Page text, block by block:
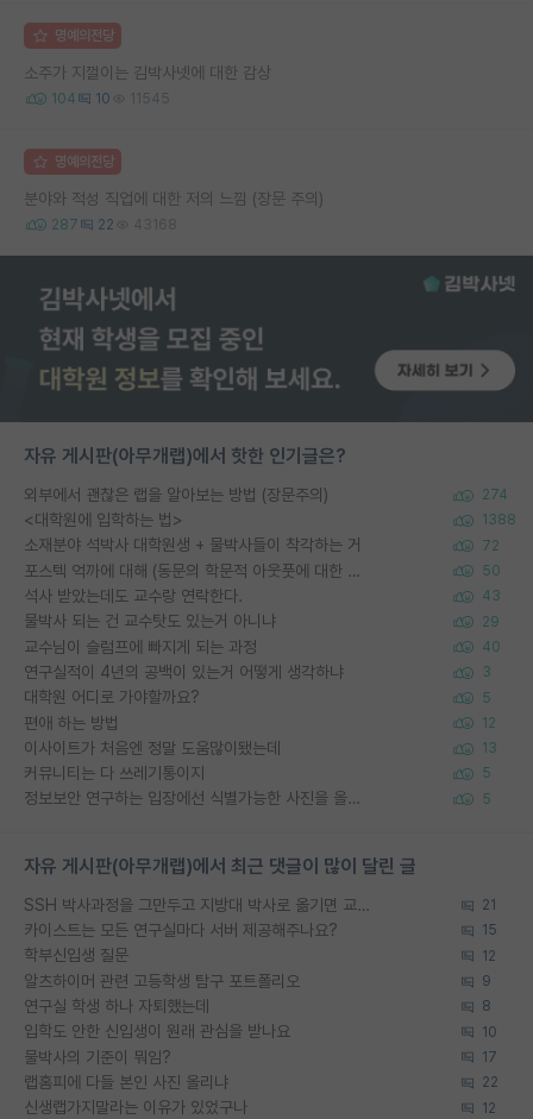
명예의전당
소주가 지껄이는 김박사넷에 대한 감상
104 10 11545
명예의전당
분야와 적성 직업에 대한 저의 느낌 (장문 주의)
287 22 43168
자유 게시판(아무개랩)에서 핫한 인기글은?
외부에서 괜찮은 랩을 알아보는 방법 (장문주의) 274
<대학원에 입학하는 법> 1388
소재분야 석박사 대학원생 + 물박사들이 착각하는 거 72
포스텍 억까에 대해 (동문의 학문적 아웃풋에 대한 반박) 50
석사 받았는데도 교수랑 연락한다. 43
물박사 되는 건 교수탓도 있는거 아니냐 29
교수님이 슬럼프에 빠지게 되는 과정 40
연구실적이 4년의 공백이 있는거 어떻게 생각하냐 3
대학원 어디로 가야할까요? 5
편애 하는 방법 12
이사이트가 처음엔 정말 도움많이됐는데 13
커뮤니티는 다 쓰레기통이지 5
정보보안 연구하는 입장에선 식별가능한 사진을 올리는건 비추이긴함 5
자유 게시판(아무개랩)에서 최근 댓글이 많이 달린 글
SSH 박사과정을 그만두고 지방대 박사로 옮기면 교수의 꿈은 끝일까요? 21
카이스트는 모든 연구실마다 서버 제공해주나요? 15
학부신입생 질문 12
알츠하이머 관련 고등학생 탐구 포트폴리오 9
연구실 학생 하나 자퇴했는데 8
입학도 안한 신입생이 원래 관심을 받나요 10
물박사의 기준이 뭐임? 17
랩홈피에 다들 본인 사진 올리냐 22
신생랩가지말라는 이유가 있었구나 12